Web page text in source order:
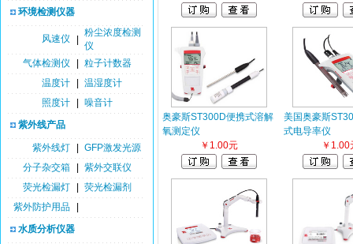
环境检测仪器
风速仪
粉尘浓度检测
仪
气体检测仪
粒子计数器
温度计
温湿度计
照度计
噪音计
紫外线产品
紫外线灯
GFP激发光源
分子杂交箱
紫外交联仪
荧光检漏灯
荧光检漏剂
紫外防护用品
水质分析仪器
奥豪斯ST300D便携式溶解
氧测定仪
￥1.00元
美国奥豪斯
式电导率仪
￥1.00